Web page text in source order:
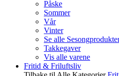
Påske
Sommer
Vår
Vinter
Se alle
Takkegaver
Vis alle varene
Fritid & Friluftsliv